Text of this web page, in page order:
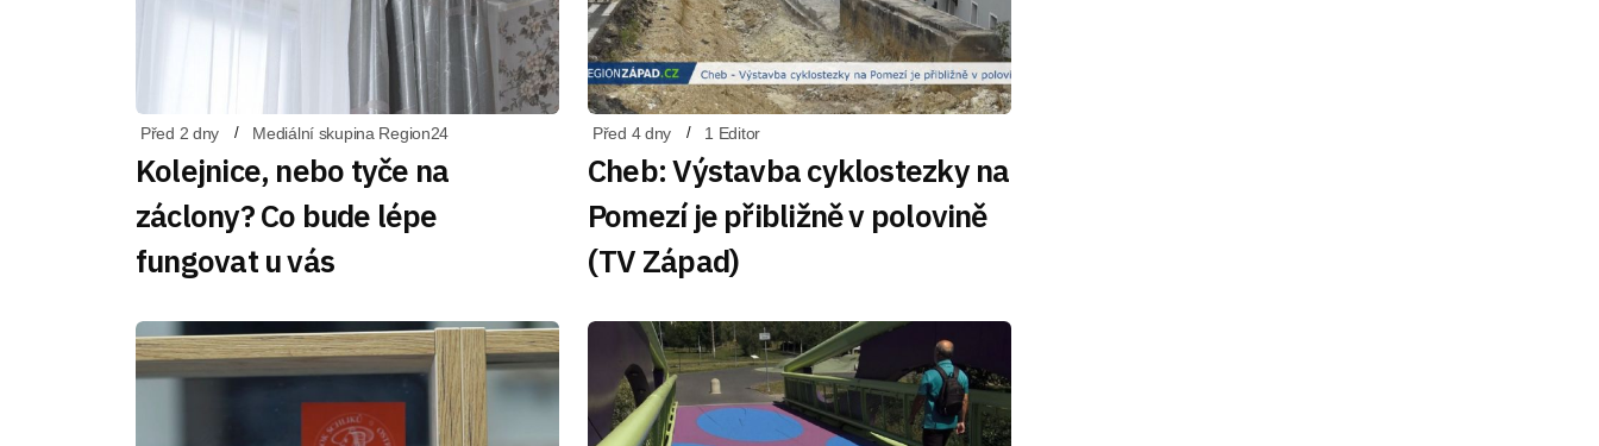
Před 2 dny Mediální skupina Region24
Kolejnice, nebo tyče na
záclony? Co bude lépe
fungovat u vás
Před 4 dny 1 Editor
Cheb: Výstavba cyklostezky na
Pomezí je přibližně v polovině
(TV Západ)